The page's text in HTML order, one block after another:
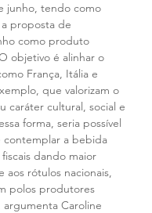
junho, tendo como
proposta de
como produto
objetivo é alinhar o
França, Itália e
que valorizam o
caráter cultural, social e
forma, seria possível
contemplar a bebida
dando maior
aos rótulos nacionais,
polos produtores
argumenta Caroline